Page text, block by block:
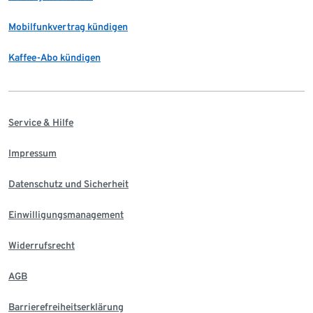
Mobilfunkvertrag kündigen
Kaffee-Abo kündigen
Service & Hilfe
Impressum
Datenschutz und Sicherheit
Einwilligungsmanagement
Widerrufsrecht
AGB
Barrierefreiheitserklärung